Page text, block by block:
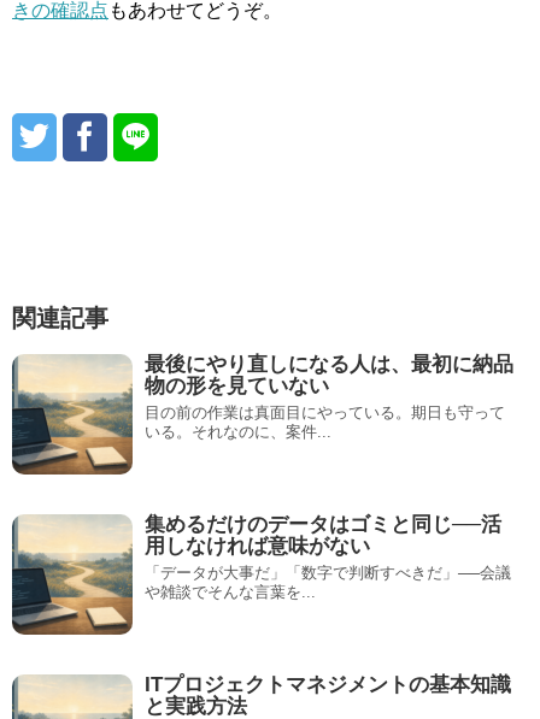
きの確認点 もあわせてどうぞ。
関連記事
最後にやり直しになる人は、最初に納品
物の形を見ていない
目の前の作業は真面目にやっている。期日も守って
いる。それなのに、案件...
集めるだけのデータはゴミと同じ──活
用しなければ意味がない
「データが大事だ」「数字で判断すべきだ」──会議
や雑談でそんな言葉を...
ITプロジェクトマネジメントの基本知識
と実践方法